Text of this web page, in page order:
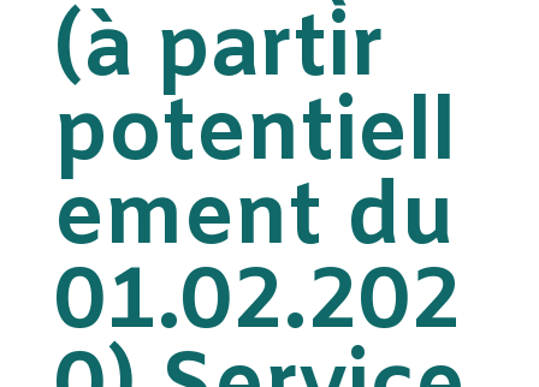
(à partir
potentiell
ement du
01.02.202